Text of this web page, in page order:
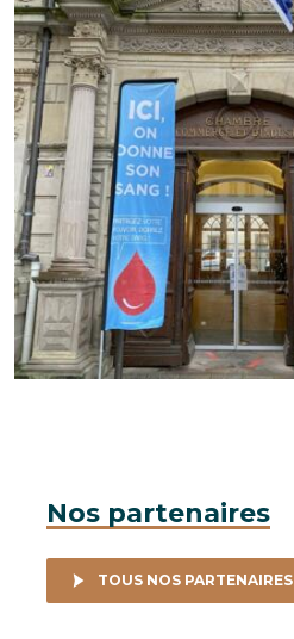
Nos partenaires
TOUS NOS PARTENAIRES